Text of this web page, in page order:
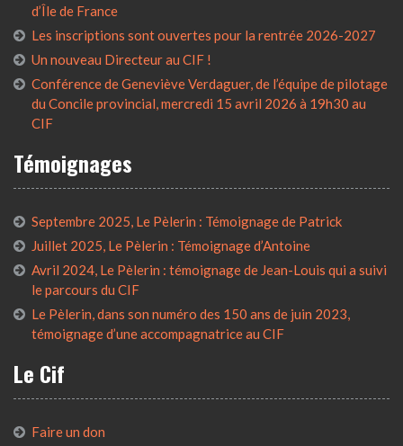
d’Île de France
Les inscriptions sont ouvertes pour la rentrée 2026-2027
Un nouveau Directeur au CIF !
Conférence de Geneviève Verdaguer, de l’équipe de pilotage
du Concile provincial, mercredi 15 avril 2026 à 19h30 au
CIF
Témoignages
Septembre 2025, Le Pèlerin : Témoignage de Patrick
Juillet 2025, Le Pèlerin : Témoignage d’Antoine
Avril 2024, Le Pèlerin : témoignage de Jean-Louis qui a suivi
le parcours du CIF
Le Pèlerin, dans son numéro des 150 ans de juin 2023,
témoignage d’une accompagnatrice au CIF
Le Cif
Faire un don